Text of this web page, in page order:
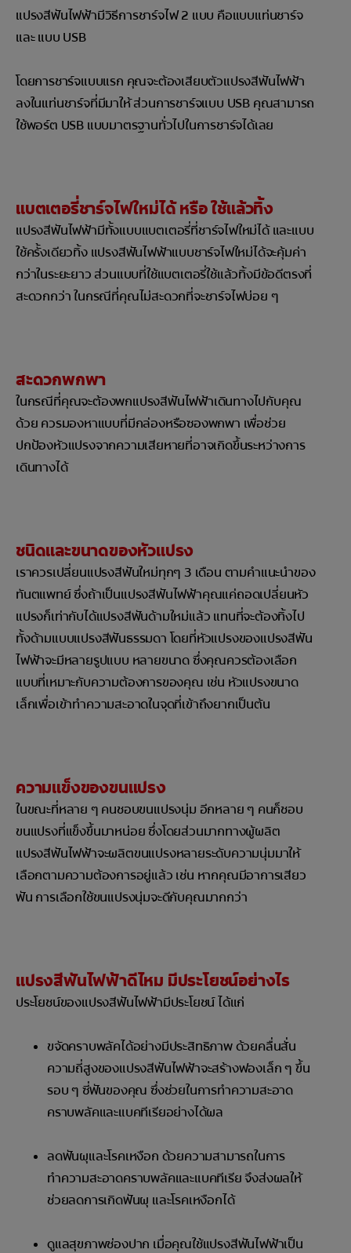
แปรงสีฟันไฟฟ้ามีวิธีการชาร์จไฟ 2 แบบ คือแบบแท่นชาร์จ
และ แบบ USB
โดยการชาร์จแบบแรก คุณจะต้องเสียบตัวแปรงสีฟันไฟฟ้า
ลงในแท่นชาร์จที่มีมาให้ ส่วนการชาร์จแบบ USB คุณสามารถ
ใช้พอร์ต USB แบบมาตรฐานทั่วไปในการชาร์จได้เลย
แบตเตอรี่ชาร์จไฟใหม่ได้ หรือ ใช้แล้วทิ้ง
แปรงสีฟันไฟฟ้ามีทั้งแบบแบตเตอรี่ที่ชาร์จไฟใหม่ได้ และแบบ
ใช้ครั้งเดียวทิ้ง แปรงสีฟันไฟฟ้าแบบชาร์จไฟใหม่ได้จะคุ้มค่า
กว่าในระยะยาว ส่วนแบบที่ใช้แบตเตอรี่ใช้แล้วทิ้งมีข้อดีตรงที่
สะดวกกว่า ในกรณีที่คุณไม่สะดวกที่จะชาร์จไฟบ่อย ๆ
สะดวกพกพา
ในกรณีที่คุณจะต้องพกแปรงสีฟันไฟฟ้าเดินทางไปกับคุณ
ด้วย ควรมองหาแบบที่มีกล่องหรือซองพกพา เพื่อช่วย
ปกป้องหัวแปรงจากความเสียหายที่อาจเกิดขึ้นระหว่างการ
เดินทางได้
ชนิดและขนาดของหัวแปรง
เราควรเปลี่ยนแปรงสีฟันใหม่ทุกๆ 3 เดือน ตามคำแนะนำของ
ทันตแพทย์ ซึ่งถ้าเป็นแปรงสีฟันไฟฟ้าคุณแค่ถอดเปลี่ยนหัว
แปรงก็เท่ากับได้แปรงสีฟันด้ามใหม่แล้ว แทนที่จะต้องทิ้งไป
ทั้งด้ามแบบแปรงสีฟันธรรมดา โดยที่หัวแปรงของแปรงสีฟัน
ไฟฟ้าจะมีหลายรูปแบบ หลายขนาด ซึ่งคุณควรต้องเลือก
แบบที่เหมาะกับความต้องการของคุณ เช่น หัวแปรงขนาด
เล็กเพื่อเข้าทำความสะอาดในจุดที่เข้าถึงยากเป็นต้น
ความแข็งของขนแปรง
ในขณะที่หลาย ๆ คนชอบขนแปรงนุ่ม อีกหลาย ๆ คนก็ชอบ
ขนแปรงที่แข็งขึ้นมาหน่อย ซึ่งโดยส่วนมากทางผู้ผลิต
แปรงสีฟันไฟฟ้าจะผลิตขนแปรงหลายระดับความนุ่มมาให้
เลือกตามความต้องการอยู่แล้ว เช่น หากคุณมีอาการเสียว
ฟัน การเลือกใช้ขนแปรงนุ่มจะดีกับคุณมากกว่า
แปรงสีฟันไฟฟ้าดีไหม มีประโยชน์อย่างไร
ประโยชน์ของแปรงสีฟันไฟฟ้ามีประโยชน์ ได้แก่
ขจัดคราบพลัคได้อย่างมีประสิทธิภาพ ด้วยคลื่นสั่น
ความถี่สูงของแปรงสีฟันไฟฟ้าจะสร้างฟองเล็ก ๆ ขึ้น
รอบ ๆ ซี่ฟันของคุณ ซึ่งช่วยในการทำความสะอาด
คราบพลัคและแบคทีเรียอย่างได้ผล
ลดฟันผุและโรคเหงือก ด้วยความสามารถในการ
ทำความสะอาดคราบพลัคและแบคทีเรีย จึงส่งผลให้
ช่วยลดการเกิดฟันผุ และโรคเหงือกได้
ดูแลสุขภาพช่องปาก เมื่อคุณใช้แปรงสีฟันไฟฟ้าเป็น